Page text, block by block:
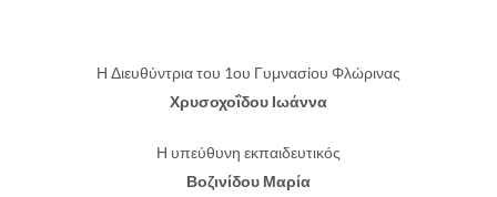
Η Διευθύντρια του 1ου Γυμνασίου Φλώρινας
Χρυσοχοΐδου Ιωάννα
Η υπεύθυνη εκπαιδευτικός
Βοζινίδου Μαρία